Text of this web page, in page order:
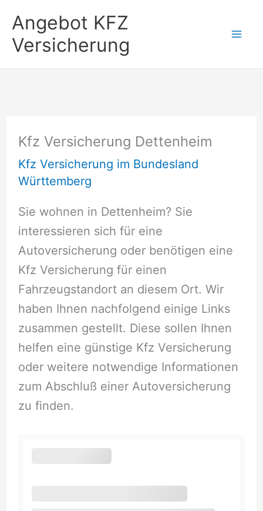
Inhalt
springen
Angebot KFZ
Versicherung
Kfz Versicherung Dettenheim
Kfz Versicherung im Bundesland
Württemberg
Sie wohnen in Dettenheim? Sie
interessieren sich für eine
Autoversicherung oder benötigen eine
Kfz Versicherung für einen
Fahrzeugstandort an diesem Ort. Wir
haben Ihnen nachfolgend einige Links
zusammen gestellt. Diese sollen Ihnen
helfen eine günstige Kfz Versicherung
oder weitere notwendige Informationen
zum Abschluß einer Autoversicherung
zu finden.